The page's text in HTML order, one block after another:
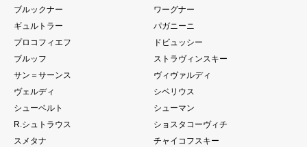
ブルックナー
ワーグナー
ギュルトラー
パガニーニ
プロコフィエフ
ドビュッシー
ブルッフ
ストラヴィンスキー
サン＝サーンス
ヴィヴァルディ
ヴェルディ
シベリウス
シューベルト
シューマン
R.シュトラウス
ショスタコーヴィチ
スメタナ
チャイコフスキー